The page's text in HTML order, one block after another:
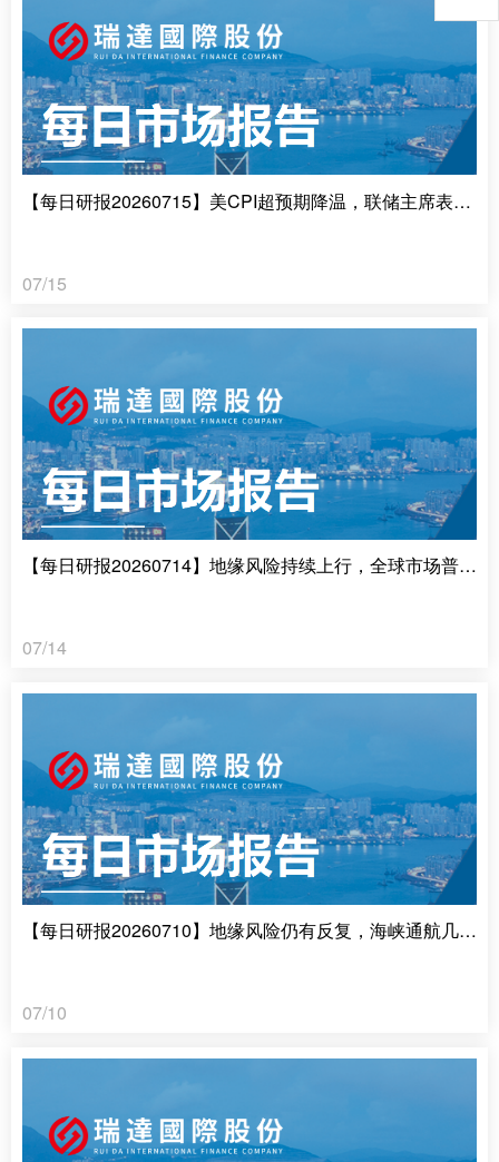
【每日研报20260715】美CPI超预期降温，联储主席表态鹰派
07/15
【每日研报20260714】地缘风险持续上行，全球市场普遍承压
07/14
【每日研报20260710】地缘风险仍有反复，海峡通航几近停滞
07/10